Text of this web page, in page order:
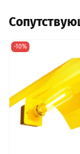
зарезервировать
цену/наличие.
→ трек-номер.
-10%